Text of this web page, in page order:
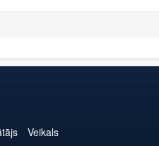
Veikals